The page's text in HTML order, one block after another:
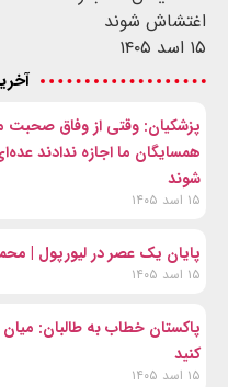
اغتشاش شوند
۱۵ اسد ۱۴۰۵
پزشکیان: وقتی از وفاق
همسایگان ما اجازه ندادند
شوند
۱۵ اسد ۱۴۰۵
پایان یک عصر در لیورپول |
۱۵ اسد ۱۴۰۵
پاکستان خطاب به طالبان:
کنید
۱۵ اسد ۱۴۰۵